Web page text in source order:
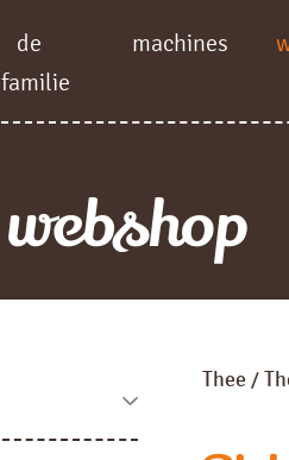
de
familie
machines
webshop
Thee /